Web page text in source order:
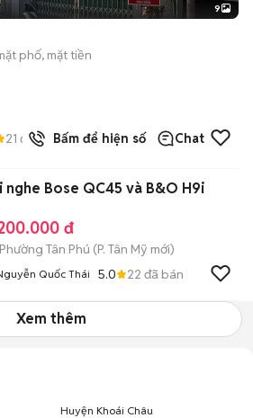
+2
9
phố, mặt tiền
21 đã bánBấm để hiện số Chat
nghe Bose QC45 và B&O H9i
đ
Phường Tân Phú (P. Tân Mỹ mới)
Quốc Thái 5.0 22 đã bán
Xem thêm
Huyện Khoái Châu